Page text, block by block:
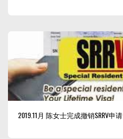
2019.11月 陈女士完成撤销SRRV申请